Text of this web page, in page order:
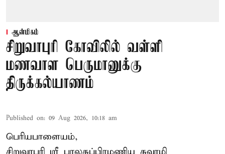
ஆன்மிகம்
சிறுவாபுரி கோவிலில் வள்ளி
மணவாள பெருமானுக்கு
திருக்கல்யாணம்
Published on: 09 Aug 2026, 10:18 am
பெரியபாளையம்,